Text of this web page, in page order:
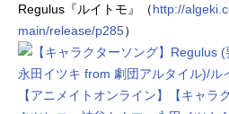
Regulus『ルイトモ』（http://
main/release/p285）
【アニメイトオンライン】【キャラ